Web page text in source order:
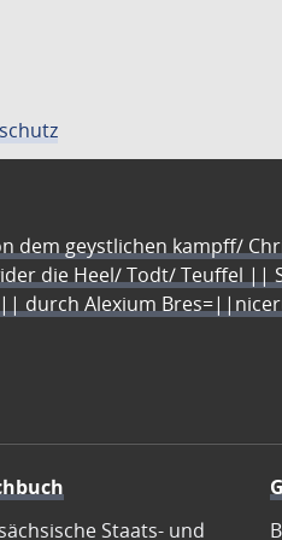
dem geystlichen kampff/
die Heel/ Todt/ Teuffel ||
durch Alexium
Staats- und